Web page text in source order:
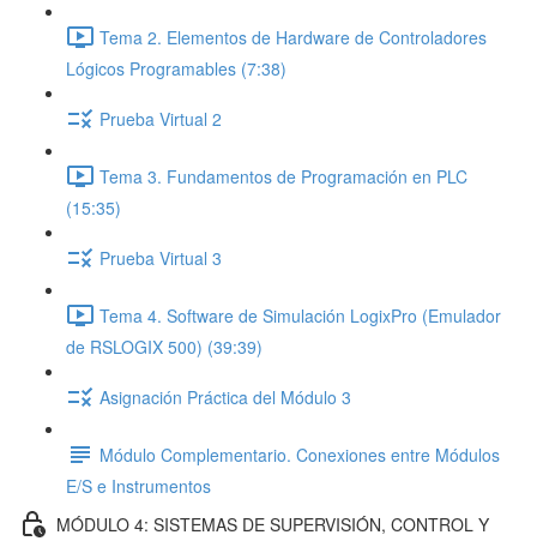
Tema 2. Elementos de Hardware de Controladores
Lógicos Programables (7:38)
Prueba Virtual 2
Tema 3. Fundamentos de Programación en PLC
(15:35)
Prueba Virtual 3
Tema 4. Software de Simulación LogixPro (Emulador
de RSLOGIX 500) (39:39)
Asignación Práctica del Módulo 3
Módulo Complementario. Conexiones entre Módulos
E/S e Instrumentos
MÓDULO 4: SISTEMAS DE SUPERVISIÓN, CONTROL Y